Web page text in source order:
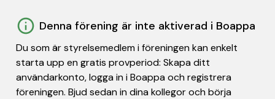
Denna förening är inte aktiverad i Boappa
Du som är styrelsemedlem i föreningen kan enkelt
starta upp en gratis provperiod: Skapa ditt
användarkonto, logga in i Boappa och registrera
föreningen. Bjud sedan in dina kollegor och börja